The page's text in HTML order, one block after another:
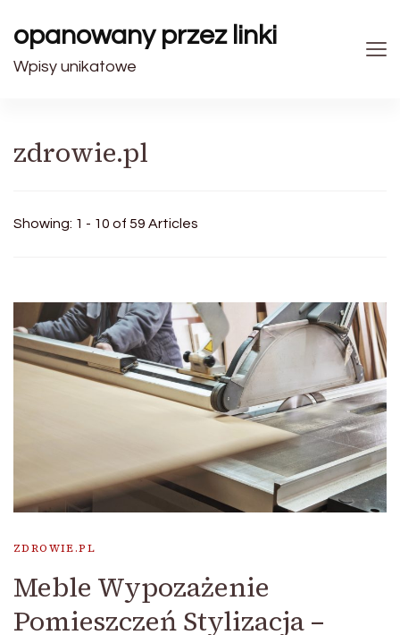
opanowany przez linki
Wpisy unikatowe
zdrowie.pl
Showing: 1 - 10 of 59 Articles
ZDROWIE.PL
Meble Wypozażenie
Pomieszczeń Stylizacja –